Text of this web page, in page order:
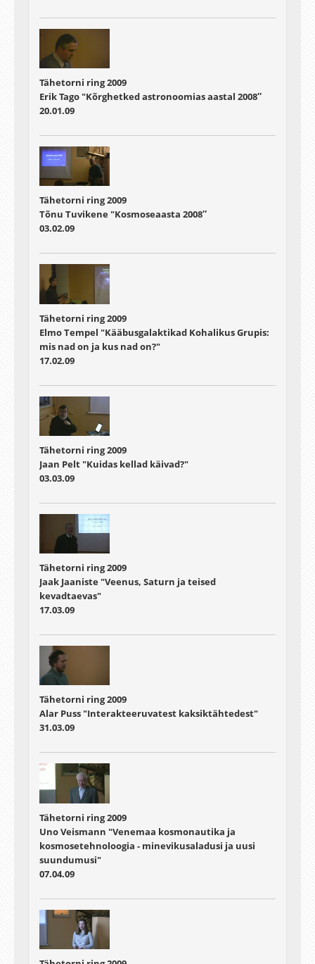
Tähetorni ring 2009
Erik Tago "Kõrghetked astronoomias aastal 2008″
20.01.09
Tähetorni ring 2009
Tõnu Tuvikene "Kosmoseaasta 2008″
03.02.09
Tähetorni ring 2009
Elmo Tempel "Kääbusgalaktikad Kohalikus Grupis:
mis nad on ja kus nad on?"
17.02.09
Tähetorni ring 2009
Jaan Pelt "Kuidas kellad käivad?"
03.03.09
Tähetorni ring 2009
Jaak Jaaniste "Veenus, Saturn ja teised
kevadtaevas"
17.03.09
Tähetorni ring 2009
Alar Puss "Interakteeruvatest kaksiktähtedest"
31.03.09
Tähetorni ring 2009
Uno Veismann "Venemaa kosmonautika ja
kosmosetehnoloogia - minevikusaladusi ja uusi
suundumusi"
07.04.09